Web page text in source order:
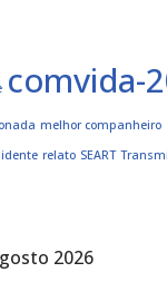
comvida-
melhor companheiro
relato SEART
2026